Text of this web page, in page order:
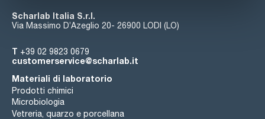
Scharlab Italia S.r.l.
Via Massimo D’Azeglio 20- 26900 LODI (LO)
T +39 02 9823 0679
customerservice@scharlab.it
Materiali di laboratorio
Prodotti chimici
Microbiologia
Vetreria, quarzo e porcellana